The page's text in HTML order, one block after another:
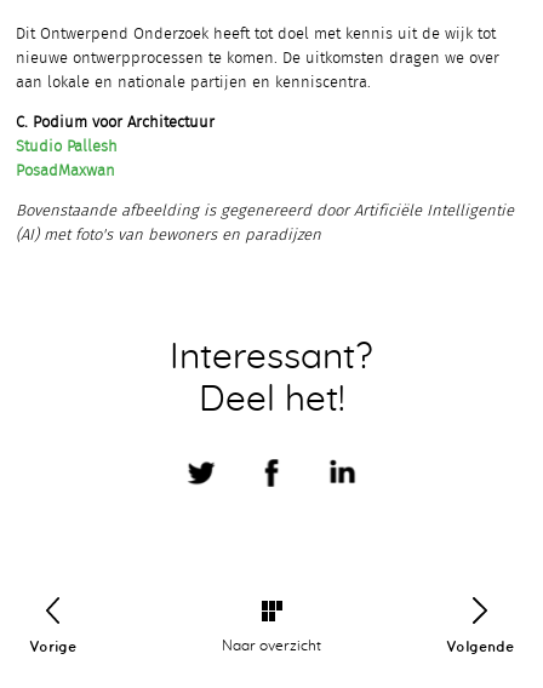
Dit Ontwerpend Onderzoek heeft tot doel met kennis uit de wijk tot
nieuwe ontwerpprocessen te komen. De uitkomsten dragen we over
aan lokale en nationale partijen en kenniscentra.
C. Podium voor Architectuur
Studio Pallesh
PosadMaxwan
Bovenstaande afbeelding is gegenereerd door Artificiële Intelligentie
(AI) met foto's van bewoners en paradijzen
Interessant?
Deel het!
Vorige Naar overzicht Volgende